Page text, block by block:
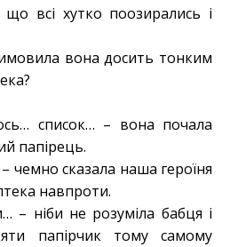
всі хутко поозирались і
вона досить тонким
список… – вона почала
папірець.
чемно сказала наша героїня
навпроти.
– ніби не розуміла бабця і
папірчик тому самому